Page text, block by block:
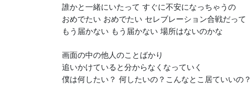
誰かと一緒にいたって すぐに不安になっちゃうの
おめでたい おめでたい セレブレーション合戦だって
もう届かない もう届かない 場所はないのかな
画面の中の他人のことばかり
追いかけていると分からなくなっていく
僕は何したい？ 何したいの？こんなとこ居ていいの？